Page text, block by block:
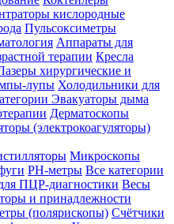
кислородные
Пульсоксиметры
Аппараты для
терапии Кресла
хирургические и
лупы Холодильники для
Эвакуаторы дыма
Дерматоскопы
(электрокоагуляторы)
Микроскопы
PH-метры Все категории
ПЦР-диагностики Весы
и принадлежности
(полярископы) Счётчики